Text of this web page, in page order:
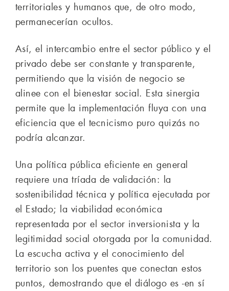
territoriales y humanos que, de otro modo,
permanecerían ocultos.
Así, el intercambio entre el sector público y el
privado debe ser constante y transparente,
permitiendo que la visión de negocio se
alinee con el bienestar social. Esta sinergia
permite que la implementación fluya con una
eficiencia que el tecnicismo puro quizás no
podría alcanzar.
Una política pública eficiente en general
requiere una tríada de validación: la
sostenibilidad técnica y política ejecutada por
el Estado; la viabilidad económica
representada por el sector inversionista y la
legitimidad social otorgada por la comunidad.
La escucha activa y el conocimiento del
territorio son los puentes que conectan estos
puntos, demostrando que el diálogo es -en sí